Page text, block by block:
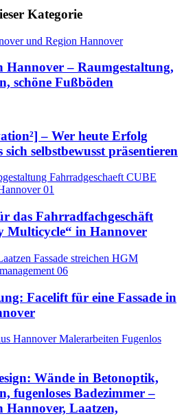
Kategorie
Hannover – Raumgestaltung,
schöne Fußböden
– Wer heute Erfolg
selbstbewusst präsentieren
das Fahrradfachgeschäft
Multicycle“ in Hannover
Facelift für eine Fassade in
Wände in Betonoptik,
fugenloses Badezimmer –
Hannover, Laatzen,